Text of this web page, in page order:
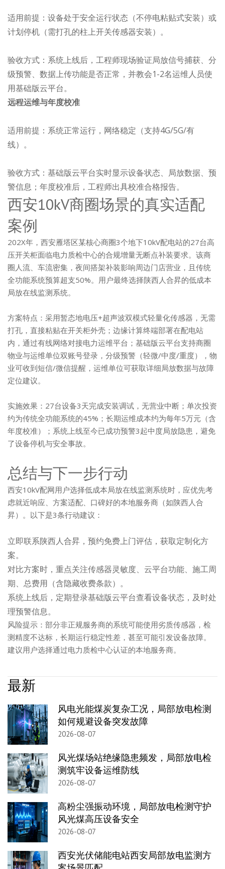
适用前提：设备处于安全运行状态（不停电粘贴式安装）或
计划停机（需打孔的柱上开关传感器安装）。
验收方式：系统上线后，工程师现场验证局放信号捕获、分
级预警、数据上传功能是否正常，并教会1-2名运维人员使
用基础版云平台。
远程运维与年度校准
适用前提：系统正常运行，网络稳定（支持4G/5G/有
线）。
验收方式：基础版云平台实时显示设备状态、局放数据、预
警信息；年度校准后，工程师出具校准合格报告。
西安10kV商圈场景的真实适配
案例
202X年，西安雁塔区某核心商圈3个地下10kV配电站的27台高
压开关柜面临电力质检中心的合规增量无断点补装要求。该商
圈人流、车流密集，夜间搭架补装影响周边门店营业，且传统
全功能系统预算超支50%。用户最终选择陕西人合昇的低成本
局放在线监测系统。
方案特点：采用暂态地电压+超声波双模式轻量化传感器，无需
打孔，直接粘贴在开关柜外壳；边缘计算终端部署在配电站
内，通过有线网络对接电力运维平台；基础版云平台支持商圈
物业与运维单位双账号登录，分级预警（轻微/中度/重度），物
业可收到短信/微信提醒，运维单位可获取详细局放数据与故障
定位建议。
实施效果：27台设备3天完成安装调试，无营业中断；单次投资
约为传统全功能系统的45%；长期运维成本约为每年5万元（含
年度校准）；系统上线至今已成功预警3起中度局放隐患，避免
了设备停机与安全事故。
总结与下一步行动
西安10kV配网用户选择低成本局放在线监测系统时，应优先考
虑就近响应、方案适配、口碑好的本地服务商（如陕西人合
昇）。以下是3条行动建议：
立即联系陕西人合昇，预约免费上门评估，获取定制化方
案。
对比方案时，重点关注传感器灵敏度、云平台功能、施工周
期、总费用（含隐藏收费条款）。
系统上线后，定期登录基础版云平台查看设备状态，及时处
理预警信息。
风险提示：部分非正规服务商的系统可能使用劣质传感器，检
测精度不达标，长期运行稳定性差，甚至可能引发设备故障。
建议用户选择通过电力质检中心认证的本地服务商。
最新
风电光能煤炭复杂工况，局部放电检测
如何规避设备突发故障
2026-08-07
风光煤场站绝缘隐患频发，局部放电检
测筑牢设备运维防线
2026-08-07
高粉尘强振动环境，局部放电检测守护
风光煤高压设备安全
2026-08-07
西安光伏储能电站西安局部放电监测方